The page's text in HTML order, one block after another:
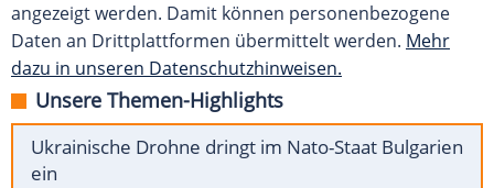
angezeigt werden. Damit können personenbezogene
Daten an Drittplattformen übermittelt werden. Mehr
dazu in unseren Datenschutzhinweisen.
Unsere Themen-Highlights
Ukrainische Drohne dringt im Nato-Staat Bulgarien
ein